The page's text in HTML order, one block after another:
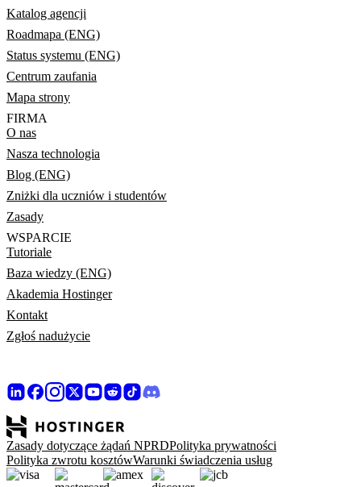
Katalog agencji
Roadmapa (ENG)
Status systemu (ENG)
Centrum zaufania
Mapa strony
FIRMA
O nas
Nasza technologia
Blog (ENG)
Zniżki dla uczniów i studentów
Zasady
WSPARCIE
Tutoriale
Baza wiedzy (ENG)
Akademia Hostinger
Kontakt
Zgłoś nadużycie
Zasady dotyczące żądań NPRDPolityka prywatności
Polityka zwrotu kosztówWarunki świadczenia usług